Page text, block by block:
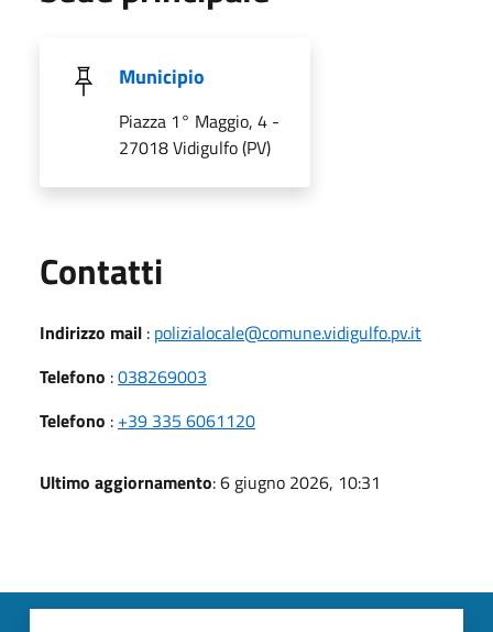
Municipio
Piazza 1° Maggio, 4 -
27018 Vidigulfo (PV)
Contatti
Indirizzo mail : polizialocale@comune.vidigulfo.pv.it
Telefono :038269003
Telefono : +39 335 6061120
Ultimo aggiornamento: 6 giugno 2026, 10:31